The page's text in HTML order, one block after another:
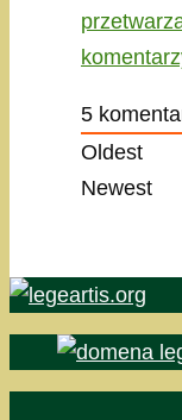
5
Oldest
Newest